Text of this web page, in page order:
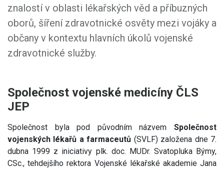
znalostí v oblasti lékařských věd a příbuzných
oborů, šíření zdravotnické osvěty mezi vojáky a
občany v kontextu hlavních úkolů vojenské
zdravotnické služby.
Společnost vojenské medicíny ČLS
JEP
Společnost byla pod původním názvem Společnost
vojenských lékařů a farmaceutů (SVLF) založena dne 7.
dubna 1999 z iniciativy plk. doc. MUDr. Svatopluka Býmy,
CSc., tehdejšího rektora Vojenské lékařské akademie Jana